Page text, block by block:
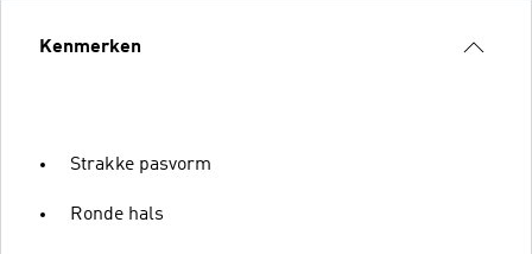
Kenmerken
Strakke pasvorm
Ronde hals